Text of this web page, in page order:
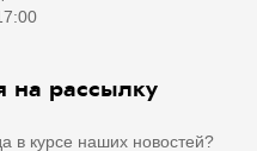
на рассылку
в курсе наших новостей?